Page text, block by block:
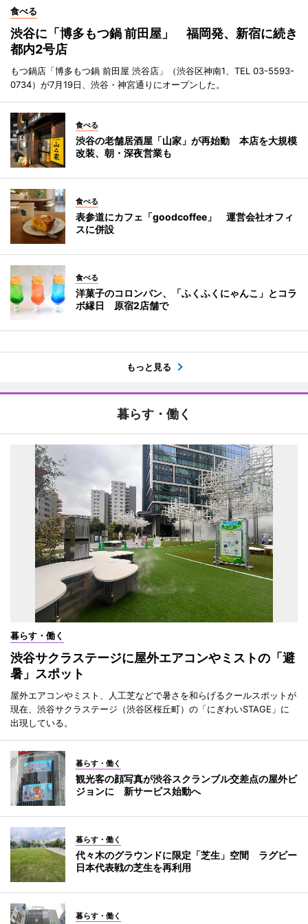
食べる
渋谷に「博多もつ鍋 前田屋」 福岡発、新宿に続き
都内2号店
もつ鍋店「博多もつ鍋 前田屋 渋谷店」（渋谷区神南1、TEL 03-5593-
0734）が7月19日、渋谷・神宮通りにオープンした。
食べる
渋谷の老舗居酒屋「山家」が再始動 本店を大規模
改装、朝・深夜営業も
食べる
表参道にカフェ「goodcoffee」 運営会社オフィ
スに併設
食べる
洋菓子のコロンバン、「ふくふくにゃんこ」とコラ
ボ縁日 原宿2店舗で
もっと見る
暮らす・働く
暮らす・働く
渋谷サクラステージに屋外エアコンやミストの「避
暑」スポット
屋外エアコンやミスト、人工芝などで暑さを和らげるクールスポットが
現在、渋谷サクラステージ（渋谷区桜丘町）の「にぎわいSTAGE」に
出現している。
暮らす・働く
観光客の顔写真が渋谷スクランブル交差点の屋外ビ
ジョンに 新サービス始動へ
暮らす・働く
代々木のグラウンドに限定「芝生」空間 ラグビー
日本代表戦の芝生を再利用
暮らす・働く